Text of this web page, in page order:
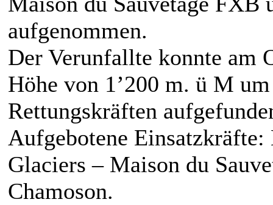
aufgenommen.
Der Verunfallte konnte am
Höhe von 1’200 m. ü M
Rettungskräften
Aufgebotene
Glaciers – Maison du
Chamoson.